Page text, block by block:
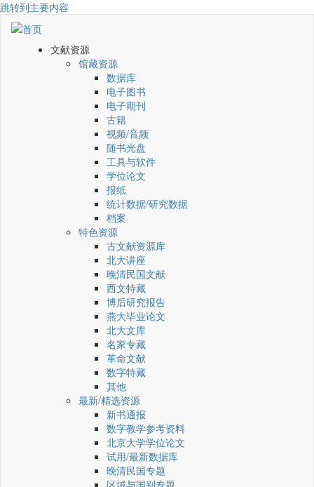
跳转到主要内容
文献资源
馆藏资源
数据库
电子图书
电子期刊
古籍
视频/音频
随书光盘
工具与软件
学位论文
报纸
统计数据/研究数据
档案
特色资源
古文献资源库
北大讲座
晚清民国文献
西文特藏
博后研究报告
燕大毕业论文
北大文库
名家专藏
革命文献
数字特藏
其他
最新/精选资源
新书通报
数字教学参考资料
北京大学学位论文
试用/最新数据库
晚清民国专题